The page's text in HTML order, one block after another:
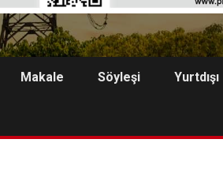
Makale Söyleşi Yurtdışı